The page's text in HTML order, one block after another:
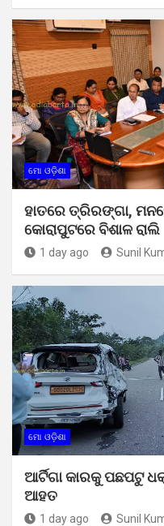
ମୋ ଓଡ଼ିଶା
ହାତରେ ତ୍ରିରଙ୍ଗା,
କୋରାପୁଟରେ ବିଶାଳ ରାଲି
1 day ago Sunil
ମୋ ଓଡ଼ିଶା
ଆର୍ଟିଗା କାରକୁ ପଛପଟୁ
ଆହତ
1 day ago Sunil